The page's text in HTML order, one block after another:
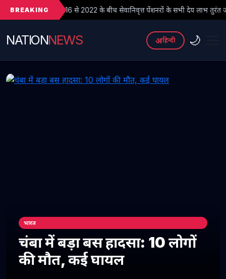
BREAKING
से 2022 के बीच सेवानिवृत्त पेंशनरों के सभी देय लाभ तुरंत जारी किए जाएं
NATIONNEWS अहिन्दी 🌙
भारत
चंबा में बड़ा बस हादसा: 10 लोगों
की मौत, कई घायल